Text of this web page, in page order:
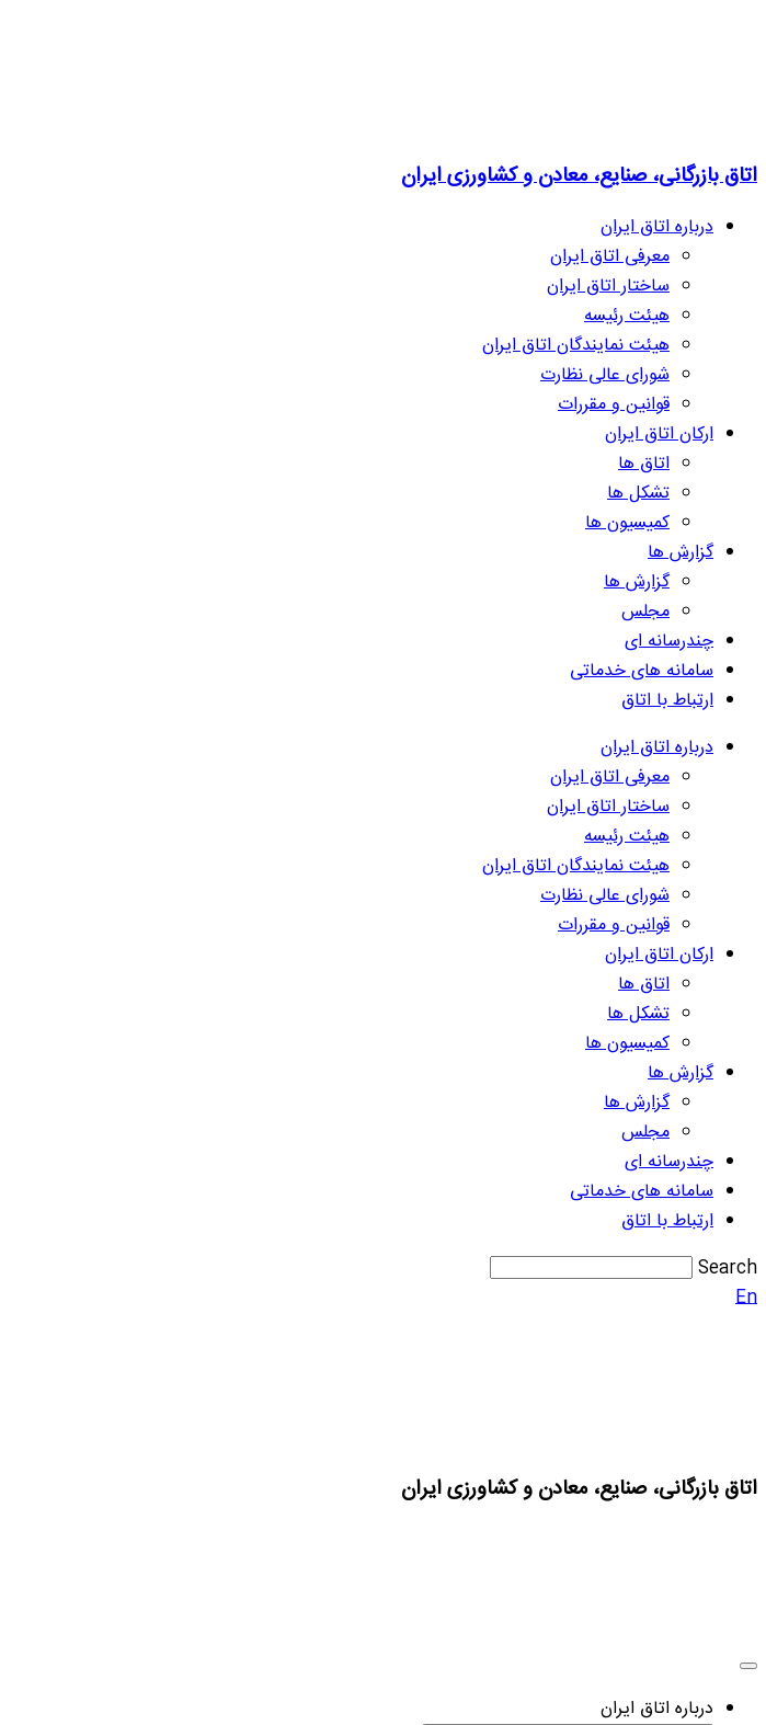
اتاق بازرگانی، صنایع، معادن و کشاورزی ایران
درباره اتاق ایران
معرفی اتاق ایران
ساختار اتاق ایران
هیئت رئیسه
هیئت نمایندگان اتاق ایران
شورای عالی نظارت
قوانین و مقررات
ارکان اتاق ایران
اتاق ها
تشکل ها
کمیسیون ها
گزارش ها
گزارش ها
مجلس
چندرسانه ای
سامانه های خدماتی
ارتباط با اتاق
درباره اتاق ایران
معرفی اتاق ایران
ساختار اتاق ایران
هیئت رئیسه
هیئت نمایندگان اتاق ایران
شورای عالی نظارت
قوانین و مقررات
ارکان اتاق ایران
اتاق ها
تشکل ها
کمیسیون ها
گزارش ها
گزارش ها
مجلس
چندرسانه ای
سامانه های خدماتی
ارتباط با اتاق
Search
En
اتاق بازرگانی، صنایع، معادن و کشاورزی ایران
درباره اتاق ایران